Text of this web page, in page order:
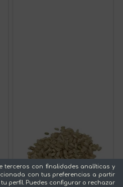
terceros con finalidades analíticas y
con tus preferencias a partir
perfil. Puedes configurar o rechazar